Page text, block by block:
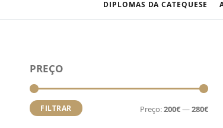
DIPLOMAS DA CATEQUESE
PREÇO
FILTRAR Preço:200€—280€